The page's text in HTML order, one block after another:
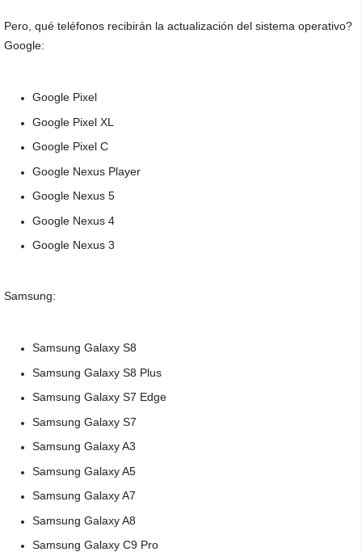
Pero, qué teléfonos recibirán la actualización del sistema operativo?
Google:
Google Pixel
Google Pixel XL
Google Pixel C
Google Nexus Player
Google Nexus 5
Google Nexus 4
Google Nexus 3
Samsung:
Samsung Galaxy S8
Samsung Galaxy S8 Plus
Samsung Galaxy S7 Edge
Samsung Galaxy S7
Samsung Galaxy A3
Samsung Galaxy A5
Samsung Galaxy A7
Samsung Galaxy A8
Samsung Galaxy C9 Pro